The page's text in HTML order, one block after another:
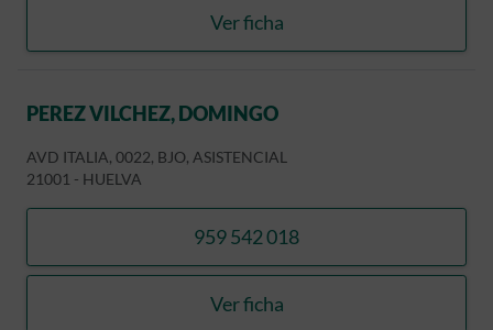
Ver ficha
INSTITUTO DR
PEREZ VILCHEZ, DOMINGO
AVD ITALIA, 0022, BJO, ASISTENCIAL
21001 - HUELVA
959 542 018
llamar PEREZ VILCHEZ,
Ver ficha
PEREZ VILCHEZ,